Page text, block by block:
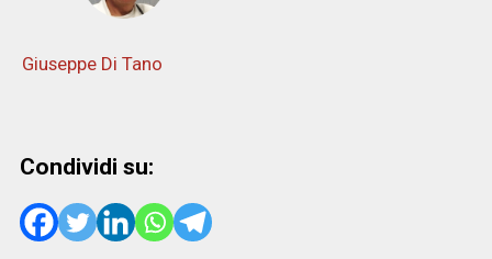
Giuseppe Di Tano
Condividi su: